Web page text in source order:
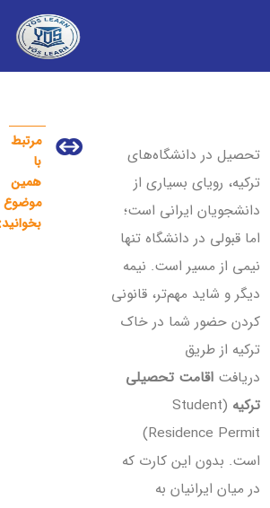
اقامت تحصیلی ترکیه چیست و چرا حیاتی است؟
تحصیل در دانشگاه‌های
ترکیه، رویای بسیاری از
دانشجویان ایرانی است؛
اما قبولی در دانشگاه تنها
نیمی از مسیر است. نیمه
دیگر و شاید مهم‌تر، قانونی
کردن حضور شما در خاک
ترکیه از طریق
دریافت اقامت تحصیلی
ترکیه (Student
Residence Permit)
است. بدون این کارت که
در میان ایرانیان به
راهنمای جامع
راهنمای جامع
مرتبط
با
همین
موضوع